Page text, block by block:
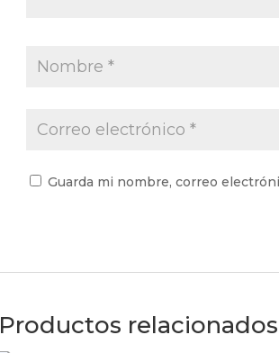
Guarda mi nombre, correo
Productos relacionados